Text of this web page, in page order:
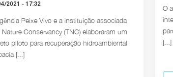
2021 - 17:32
Peixe Vivo e a instituição associada
Nature Conservancy (TNC) elaboraram um
piloto para recuperação hidroambiental
[...]
O
[...]